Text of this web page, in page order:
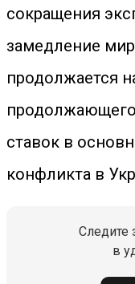
сокращения
замедление
продолжается
ставок в
конфликта в
Следите
в